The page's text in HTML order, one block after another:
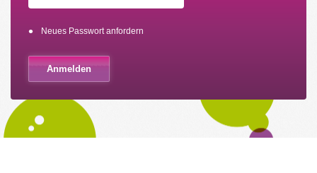
Neues Passwort anfordern